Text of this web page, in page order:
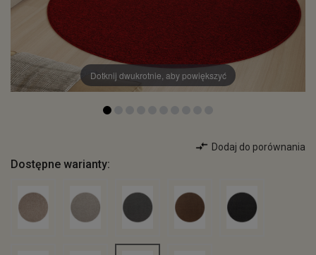
Dotknij dwukrotnie, aby powiększyć
Dodaj do porównania
Dostępne warianty: